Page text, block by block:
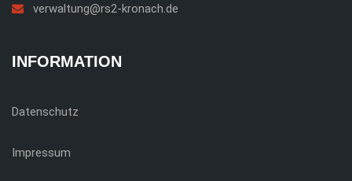
verwaltung@rs2-kronach.de
INFORMATION
Datenschutz
Impressum